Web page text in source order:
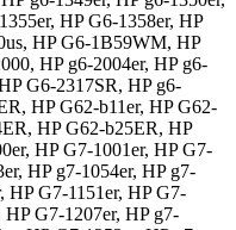
HP G6-1358er, HP
HP G6-1B59WM, HP
HP g6-2004er, HP g6-
G6-2317SR, HP g6-
HP G62-b11er, HP G62-
HP G62-b25ER, HP
HP G7-1001er, HP G7-
HP g7-1054er, HP g7-
HP G7-1151er, HP G7-
HP G7-1207er, HP g7-